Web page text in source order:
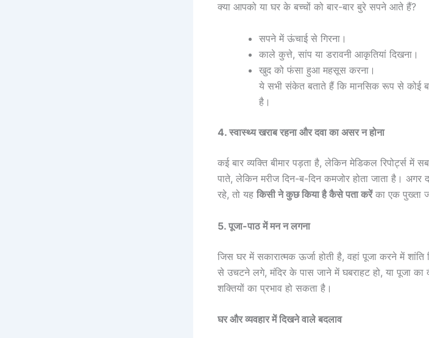
क्या आपको या घर के बच्चों को बार-बार बुरे सपने आते हैं?
सपने में ऊंचाई से गिरना।
काले कुत्ते, सांप या डरावनी आकृतियां दिखना।
खुद को फंसा हुआ महसूस करना।
ये सभी संकेत बताते हैं कि मानसिक रूप से कोई
है।
4. स्वास्थ्य खराब रहना और दवा का असर न होना
कई बार व्यक्ति बीमार पड़ता है, लेकिन मेडिकल रिपोर्ट्स में
पाते, लेकिन मरीज दिन-ब-दिन कमजोर होता जाता है। अगर
रहे, तो यह किसी ने कुछ किया है कैसे पता करेंका एक पुख्ता
5. पूजा-पाठ में मन न लगना
जिस घर में सकारात्मक ऊर्जा होती है, वहां पूजा करने में
से उचटने लगे, मंदिर के पास जाने में घबराहट हो, या पूजा का
शक्तियों का प्रभाव हो सकता है।
घर और व्यवहार में दिखने वाले बदलाव